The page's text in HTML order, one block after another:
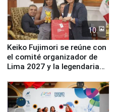
10
Keiko Fujimori se reúne con
el comité organizador de
Lima 2027 y la legendaria